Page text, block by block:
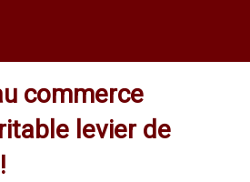
commerce
levier de